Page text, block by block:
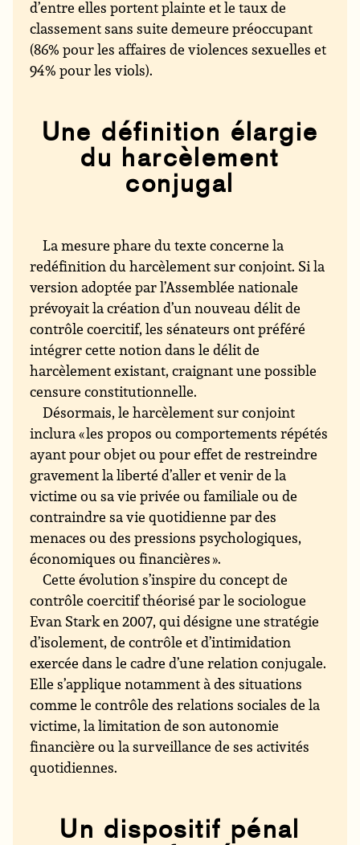
d’entre elles portent plainte et le taux de
classement sans suite demeure préoccupant
(86% pour les affaires de violences sexuelles et
94% pour les viols).
Une définition élargie
du harcèlement
conjugal
La mesure phare du texte concerne la
redéfinition du harcèlement sur conjoint. Si la
version adoptée par l’Assemblée nationale
prévoyait la création d’un nouveau délit de
contrôle coercitif, les sénateurs ont préféré
intégrer cette notion dans le délit de
harcèlement existant, craignant une possible
censure constitutionnelle.
Désormais, le harcèlement sur conjoint
inclura « les propos ou comportements répétés
ayant pour objet ou pour effet de restreindre
gravement la liberté d’aller et venir de la
victime ou sa vie privée ou familiale ou de
contraindre sa vie quotidienne par des
menaces ou des pressions psychologiques,
économiques ou financières ».
Cette évolution s’inspire du concept de
contrôle coercitif théorisé par le sociologue
Evan Stark en 2007, qui désigne une stratégie
d’isolement, de contrôle et d’intimidation
exercée dans le cadre d’une relation conjugale.
Elle s’applique notamment à des situations
comme le contrôle des relations sociales de la
victime, la limitation de son autonomie
financière ou la surveillance de ses activités
quotidiennes.
Un dispositif pénal